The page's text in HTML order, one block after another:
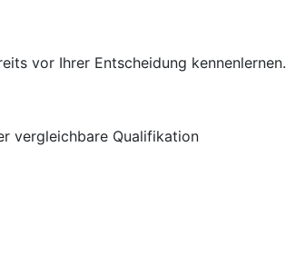
vor Ihrer Entscheidung kennenlernen.
vergleichbare Qualifikation